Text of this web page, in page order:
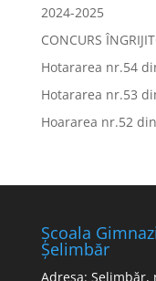
2024-2025
CONCURS
Hotararea nr.54
Hotararea nr.53
Hoararea nr.52
Școala
Șelimbăr
Adresa: Șelimbăr,